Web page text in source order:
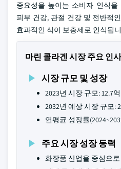
중요성을 높이는 소비자 인식
피부 건강, 관절 건강 및 전반적
효과적인 식이 보충제로 인식됩
마린 콜라겐 시장 주요 인
시장 규모 및 성장
2023년 시장 규모: 12.7
2032년 예상 시장 규모:
연평균 성장률
주요 시장 성장 동력
화장품 산업을 중심으